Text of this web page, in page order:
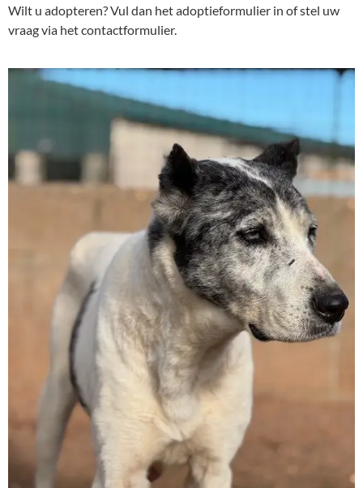
Wilt u adopteren? Vul dan het adoptieformulier in of stel uw
vraag via het contactformulier.